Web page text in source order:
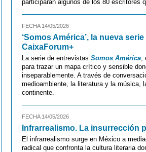
participarán algunos de los 80 escritores
FECHA 14/05/2026
‘Somos América’, la nueva
CaixaForum+
La serie de entrevistas Somos América,
para trazar un mapa crítico y sensible
inseparablemente. A través de
medioambiente, la literatura y la música,
continente.
FECHA 14/05/2026
Infrarrealismo. La insurrección
El infrarrealismo surge en México a
radical que confronta la cultura literaria